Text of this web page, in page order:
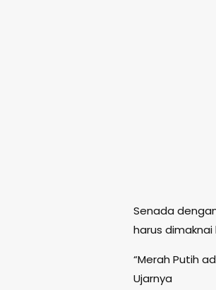
Senada
harus
“Merah Putih
Ujarnya